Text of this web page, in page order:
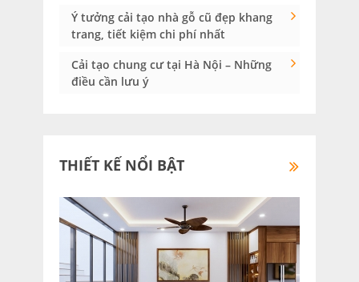
Ý tưởng cải tạo nhà gỗ cũ đẹp khang
trang, tiết kiệm chi phí nhất
Cải tạo chung cư tại Hà Nội – Những
điều cần lưu ý
THIẾT KẾ NỔI BẬT